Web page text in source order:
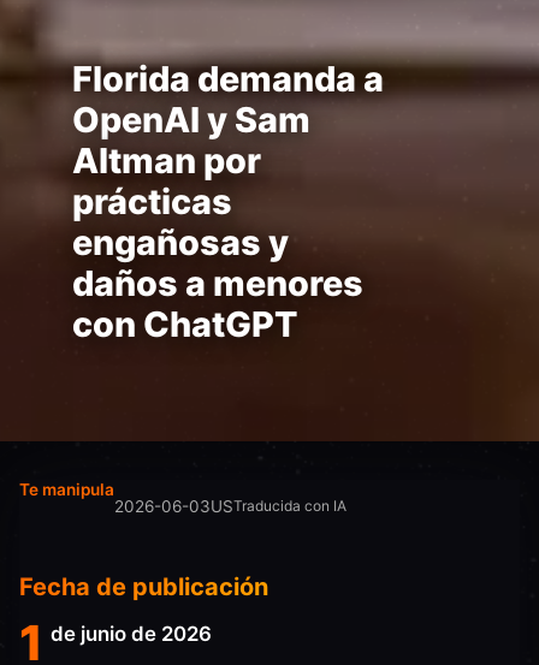
Florida demanda a
OpenAI y Sam
Altman por
prácticas
engañosas y
daños a menores
con ChatGPT
Te manipula
2026-06-03USTraducida con IA
Fecha de publicación
1 de junio de 2026